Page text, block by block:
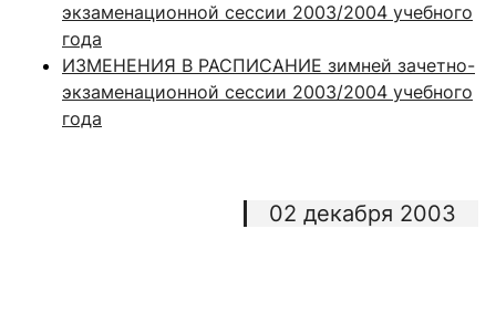
экзаменационной сессии 2003/2004 учебного
года
ИЗМЕНЕНИЯ В РАСПИСАНИЕ зимней зачетно-
экзаменационной сессии 2003/2004 учебного
года
02 декабря 2003